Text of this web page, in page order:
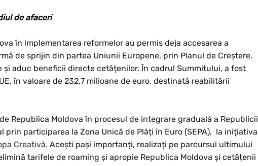
de afaceri
în implementarea reformelor au permis deja accesarea a
de sprijin din partea Uniunii Europene, prin Planul de Creștere.
aduc beneficii directe cetățenilor. În cadrul Summitului, a fost
în valoare de 232,7 milioane de euro, destinată reabilitării
Republica Moldova în procesul de integrare graduală a Republicii
prin participarea la Zona Unică de Plăți în Euro (SEPA), la inițiativa
Creativă. Acești pași importanți, realizați pe parcursul ultimului
tarifele de roaming și apropie Republica Moldova și cetățenii